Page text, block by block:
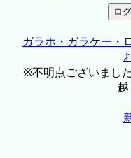
ガラホ・ガラケー・
※不明点ございまし
越